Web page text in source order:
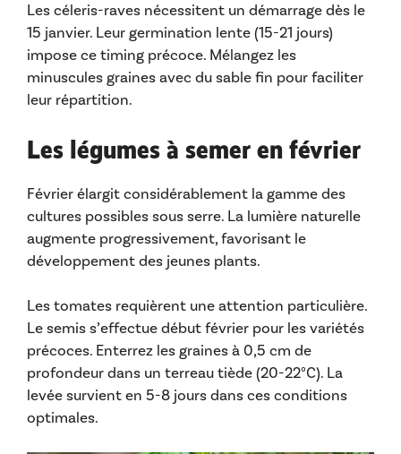
Les céleris-raves nécessitent un démarrage dès le
15 janvier. Leur germination lente (15-21 jours)
impose ce timing précoce. Mélangez les
minuscules graines avec du sable fin pour faciliter
leur répartition.
Les légumes à semer en février
Février élargit considérablement la gamme des
cultures possibles sous serre. La lumière naturelle
augmente progressivement, favorisant le
développement des jeunes plants.
Les tomates requièrent une attention particulière.
Le semis s’effectue début février pour les variétés
précoces. Enterrez les graines à 0,5 cm de
profondeur dans un terreau tiède (20-22°C). La
levée survient en 5-8 jours dans ces conditions
optimales.